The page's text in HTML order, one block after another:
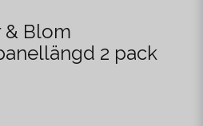
& Blom
2 pack